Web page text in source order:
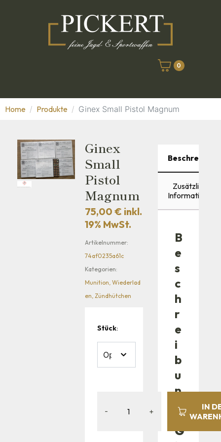
0
Home Produkte Ginex Small Pistol Magnum
Ginex
Small
Pistol
Magnum
75,00€ inkl.
19% MwSt.
Artikelnummer:
74af0235a61c
Kategorien:
Munition,Wiederlad
en,Zündhütchen
Stück:
- +
IN
Beschreibung
Zusätzliche
Informationen
B
e
s
c
h
r
e
i
b
u
n
g
G